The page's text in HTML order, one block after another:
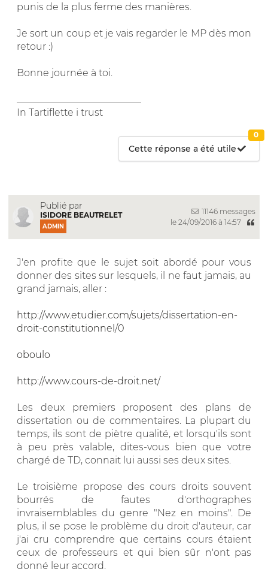
punis de la plus ferme des manières.
Je sort un coup et je vais regarder le MP dès mon
retour :)
Bonne journée à toi.
In Tartiflette i trust
Cette réponse a été utile
0
Publié par
ISIDORE BEAUTRELET
ADMIN
11146 messages
le 24/09/2016 à 14:57
J'en profite que le sujet soit abordé pour vous
donner des sites sur lesquels, il ne faut jamais, au
grand jamais, aller :
http://www.etudier.com/sujets/dissertation-en-
droit-constitutionnel/0
oboulo
http://www.cours-de-droit.net/
Les deux premiers proposent des plans de
dissertation ou de commentaires. La plupart du
temps, ils sont de piètre qualité, et lorsqu'ils sont
à peu près valable, dites-vous bien que votre
chargé de TD, connait lui aussi ses deux sites.
Le troisième propose des cours droits souvent
bourrés de fautes d'orthographes
invraisemblables du genre "Nez en moins". De
plus, il se pose le problème du droit d'auteur, car
j'ai cru comprendre que certains cours étaient
ceux de professeurs et qui bien sûr n'ont pas
donné leur accord.